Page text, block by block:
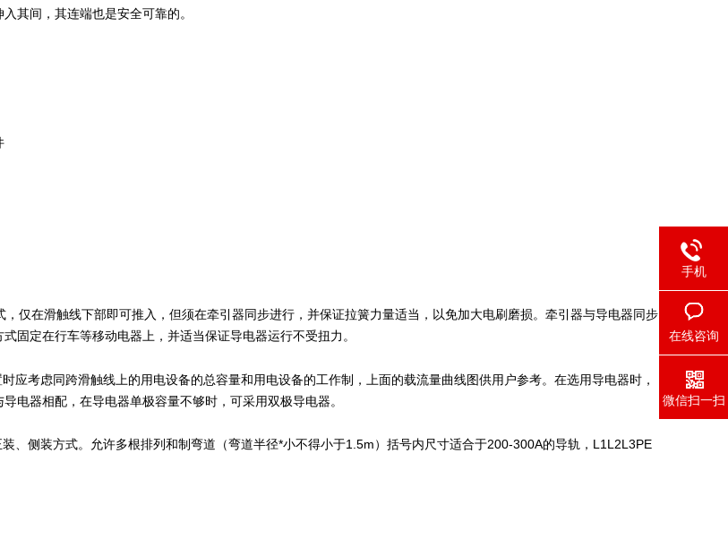
其间，其连端也是安全可靠的。
，仅在滑触线下部即可推入，但须在牵引器同步进行，并保证拉簧力量适当，以免加大电刷磨损。牵引器与导电器同步
固定在行车等移动电器上，并适当保证导电器运行不受扭力。
应考虑同跨滑触线上的用电设备的总容量和用电设备的工作制，上面的载流量曲线图供用户参考。在选用导电器时，
电器相配，在导电器单极容量不够时，可采用双极导电器。
、侧装方式。允许多根排列和制弯道（弯道半径*小不得小于1.5m ）括号内尺寸适合于200-300A的导轨， L1L2L3PE
手机
在线咨询
微信扫一扫